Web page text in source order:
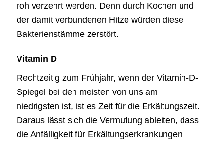
roh verzehrt werden. Denn durch Kochen und
der damit verbundenen Hitze würden diese
Bakterienstämme zerstört.
Vitamin D
Rechtzeitig zum Frühjahr, wenn der Vitamin-D-
Spiegel bei den meisten von uns am
niedrigsten ist, ist es Zeit für die Erkältungszeit.
Daraus lässt sich die Vermutung ableiten, dass
die Anfälligkeit für Erkältungserkrankungen